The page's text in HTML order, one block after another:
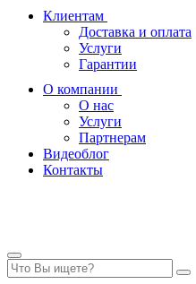
Клиентам
Доставка и оплата
Услуги
Гарантии
О компании
О нас
Услуги
Партнерам
Видеоблог
Контакты